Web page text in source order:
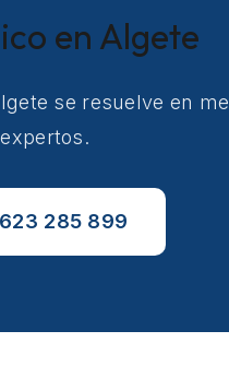
en Algete
se resuelve en
285 899